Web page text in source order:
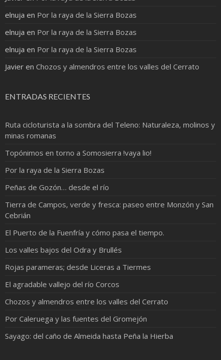
elnuja en Por la raya de la Sierra Bozas
elnuja en Por la raya de la Sierra Bozas
elnuja en Por la raya de la Sierra Bozas
Javier en Chozos y almendros entre los valles del Cerrato
ENTRADAS RECIENTES
Ruta cicloturista a la sombra del Teleno: Naturaleza, molinos y
minas romanas
Topónimos en torno a Somosierra !vaya lio!
Por la raya de la Sierra Bozas
Peñas de Gozón… desde el río
Tierra de Campos, verde y fresca: paseo entre Monzón y San
Cebrián
El Puerto de la Fuenfría y cómo pasa el tiempo.
Los valles bajos del Odra y Brullés
Rojas parameras; desde Liceras a Tiermes
El agradable vallejo del río Corcos
Chozos y almendros entre los valles del Cerrato
Por Caleruega y las fuentes del Gromejón
Sayago: del caño de Almeida hasta Peña la Hierba